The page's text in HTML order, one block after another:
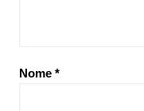
Nome *